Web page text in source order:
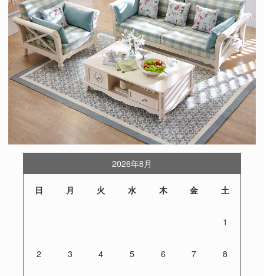
2026年8月
日 月 火 水 木 金 土
1
2 3 4 5 6 7 8